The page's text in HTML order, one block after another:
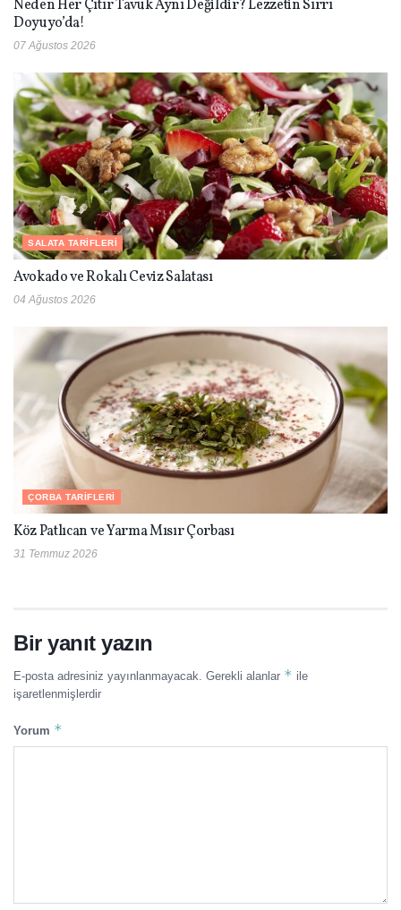
Neden Her Çıtır Tavuk Aynı Değildir? Lezzetin Sırrı
Doyuyo’da!
07 Ağustos 2026
SALATA TARIFLERI
Avokado ve Rokalı Ceviz Salatası
04 Ağustos 2026
ÇORBA TARIFLERI
Köz Patlıcan ve Yarma Mısır Çorbası
31 Temmuz 2026
Bir yanıt yazın
E-posta adresiniz yayınlanmayacak. Gerekli alanlar * ile
işaretlenmişlerdir
Yorum *